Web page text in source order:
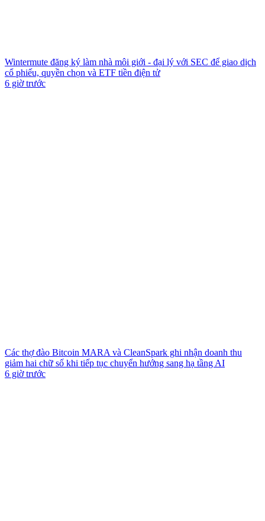
Wintermute đăng ký làm nhà môi giới - đại lý với SEC để giao dịch
cổ phiếu, quyền chọn và ETF tiền điện tử
6 giờ trước
Các thợ đào Bitcoin MARA và CleanSpark ghi nhận doanh thu
giảm hai chữ số khi tiếp tục chuyển hướng sang hạ tầng AI
6 giờ trước